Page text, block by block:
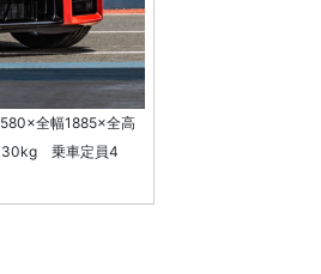
全幅1885×全高
乗車定員4